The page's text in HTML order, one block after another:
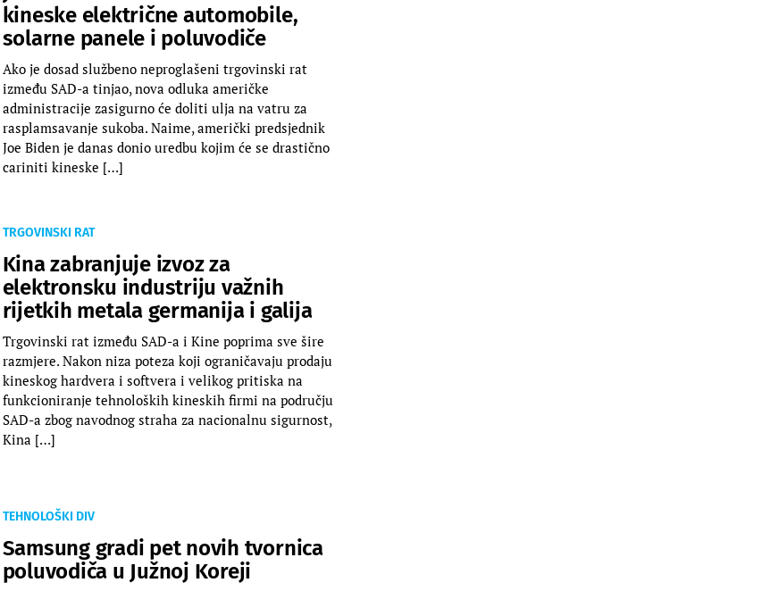
kineske električne automobile,
solarne panele i poluvodiče
Ako je dosad službeno neproglašeni trgovinski rat
između SAD-a tinjao, nova odluka američke
administracije zasigurno će doliti ulja na vatru za
rasplamsavanje sukoba. Naime, američki predsjednik
Joe Biden je danas donio uredbu kojim će se drastično
cariniti kineske […]
TRGOVINSKI RAT
Kina zabranjuje izvoz za
elektronsku industriju važnih
rijetkih metala germanija i galija
Trgovinski rat između SAD-a i Kine poprima sve šire
razmjere. Nakon niza poteza koji ograničavaju prodaju
kineskog hardvera i softvera i velikog pritiska na
funkcioniranje tehnoloških kineskih firmi na području
SAD-a zbog navodnog straha za nacionalnu sigurnost,
Kina […]
TEHNOLOŠKI DIV
Samsung gradi pet novih tvornica
poluvodiča u Južnoj Koreji